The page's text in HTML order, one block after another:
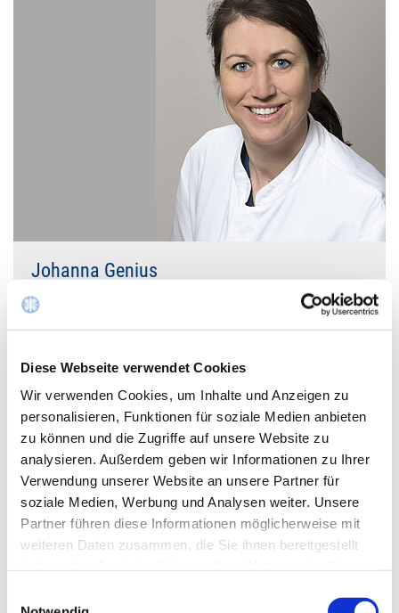
Diese Webseite verwendet Cookies
Wir verwenden Cookies, um Inhalte und Anzeigen zu
personalisieren, Funktionen für soziale Medien anbieten
zu können und die Zugriffe auf unsere Website zu
analysieren. Außerdem geben wir Informationen zu Ihrer
Verwendung unserer Website an unsere Partner für
soziale Medien, Werbung und Analysen weiter. Unsere
Partner führen diese Informationen möglicherweise mit
weiteren Daten zusammen, die Sie ihnen bereitgestellt
Johanna Genius
Ärztin der Klinik für Unfallchirurgie und
Orthopädische Chirurgie
E-Mail schreiben